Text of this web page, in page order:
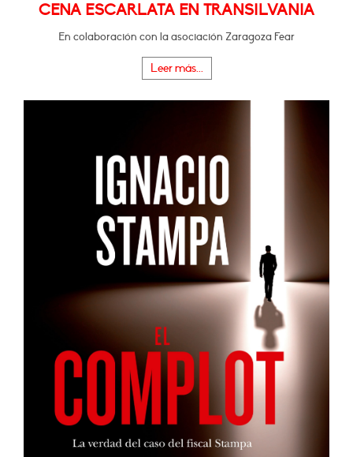
CENA ESCARLATA EN TRANSILVANIA
En colaboración con la asociación Zaragoza Fear
Leer más...